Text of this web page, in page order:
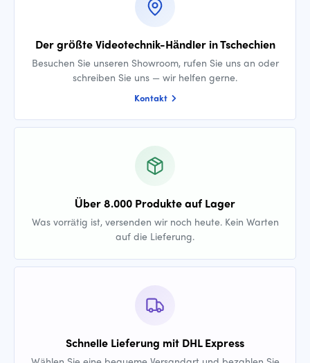
Der größte Videotechnik-Händler in Tschechien
Besuchen Sie unseren Showroom, rufen Sie uns an oder
schreiben Sie uns — wir helfen gerne.
Kontakt
Über 8.000 Produkte auf Lager
Was vorrätig ist, versenden wir noch heute. Kein Warten
auf die Lieferung.
Schnelle Lieferung mit DHL Express